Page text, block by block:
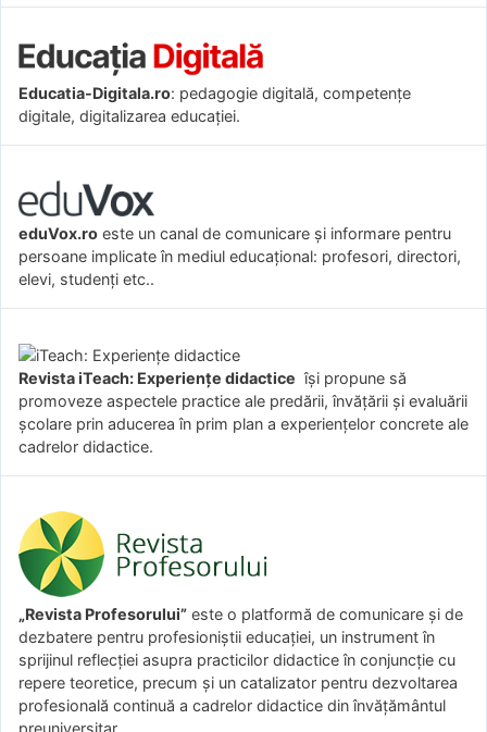
Educatia-Digitala.ro: pedagogie digitală, competențe
digitale, digitalizarea educației.
eduVox.ro este un canal de comunicare și informare pentru
persoane implicate în mediul educațional: profesori, directori,
elevi, studenți etc..
Revista iTeach: Experienţe didactice îşi propune să
promoveze aspectele practice ale predării, învăţării şi evaluării
şcolare prin aducerea în prim plan a experienţelor concrete ale
cadrelor didactice.
„Revista Profesorului” este o platformă de comunicare și de
dezbatere pentru profesioniștii educației, un instrument în
sprijinul reflecției asupra practicilor didactice în conjuncție cu
repere teoretice, precum și un catalizator pentru dezvoltarea
profesională continuă a cadrelor didactice din învățământul
preuniversitar.